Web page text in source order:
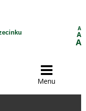
A
A
A

Menu